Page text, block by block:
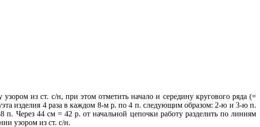
из ст. с/н, при этом отметить начало и середину кругового ряда (=
изделия 4 раза в каждом 8-м р. по 4 п. следующим образом: 2-ю и 3-ю п.
Через 44 см = 42 р. от начальной цепочки работу разделить по линиям
узором из ст. с/н.